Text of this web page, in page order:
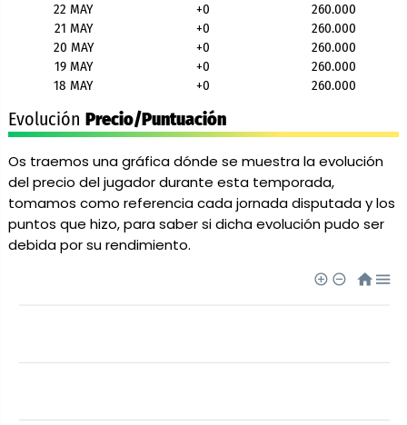
22 MAY
+0
260.000
21 MAY
+0
260.000
20 MAY
+0
260.000
19 MAY
+0
260.000
18 MAY
+0 260.000
Evolución Precio/Puntuación
Os traemos una gráfica dónde se muestra la evolución
del precio del jugador durante esta temporada,
tomamos como referencia cada jornada disputada y los
puntos que hizo, para saber si dicha evolución pudo ser
debida por su rendimiento.